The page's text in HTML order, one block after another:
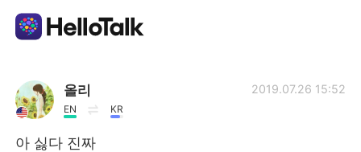
Sprachaustausch-App
AI Grammar Checker
올리
EN KR
2019.07.26 15:52
아 싫다 진짜